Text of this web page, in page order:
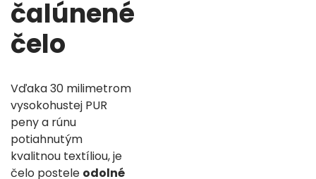
čalúnené
čelo
Vďaka 30 milimetrom
vysokohustej PUR
peny a rúnu
potiahnutým
kvalitnou textíliou, je
čelo postele odolné